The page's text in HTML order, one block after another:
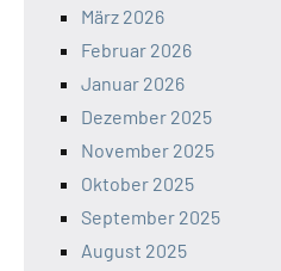
März 2026
Februar 2026
Januar 2026
Dezember 2025
November 2025
Oktober 2025
September 2025
August 2025